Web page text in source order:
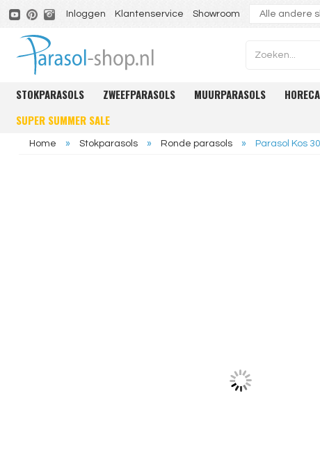
Inloggen Klantenservice Showroom
STOKPARASOLS ZWEEFPARASOLS MUURPARASOLS
SUPER SUMMER SALE
Home » Stokparasols » Ronde parasols » Parasol Kos